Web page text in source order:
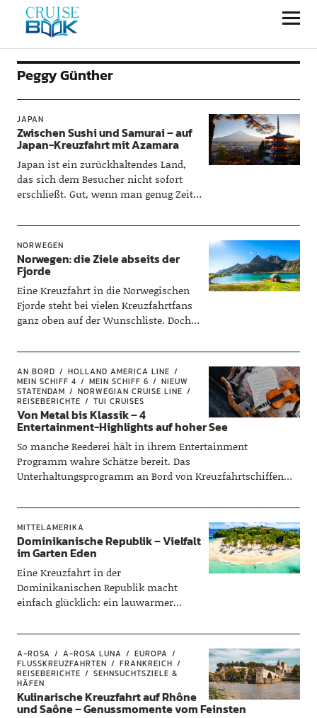
CRUISEBOOK
Peggy Günther
JAPAN
Zwischen Sushi und Samurai – auf
Japan-Kreuzfahrt mit Azamara
Japan ist ein zurückhaltendes Land,
das sich dem Besucher nicht sofort
erschließt. Gut, wenn man genug Zeit
auf…
NORWEGEN
Norwegen: die Ziele abseits der
Fjorde
Eine Kreuzfahrt in die Norwegischen
Fjorde steht bei vielen Kreuzfahrtfans
ganz oben auf der Wunschliste. Doch
Ein…
AN BORD
HOLLAND AMERICA LINE
MEIN SCHIFF 4
MEIN SCHIFF 6
NIEUW
STATENDAM
NORWEGIAN CRUISE LINE
REISEBERICHTE
TUI CRUISES
Von Metal bis Klassik – 4
Entertainment-Highlights auf hoher See
So manche Reederei hält in ihrem Entertainment
Programm wahre Schätze bereit. Das
Unterhaltungsprogramm an Bord von Kreuzfahrtschiffen
bis hin zu Themenkreuzfahrten. Wir werfen einen Blick auf
MITTELAMERIKA
Dominikanische Republik – Vielfalt
im Garten Eden
Eine Kreuzfahrt in der
Dominikanischen Republik macht
einfach glücklich: ein lauwarmer
Livemusik vor bunten Häusern, im
Doch die Dominikanische Republik hat
noch so viel mehr zu bieten.
A-ROSA A-ROSA LUNA
EUROPA
FLUSSKREUZFAHRTEN
FRANKREICH
REISEBERICHTE
SEHNSUCHTSZIELE &
HÄFEN
Kulinarische Kreuzfahrt auf Rhône
und Saône – Genussmomente vom Feinsten